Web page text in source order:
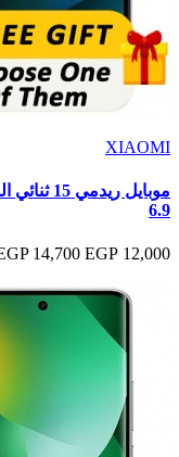
XIAOMI
6.9
12,000 EGP
14,700 EGP